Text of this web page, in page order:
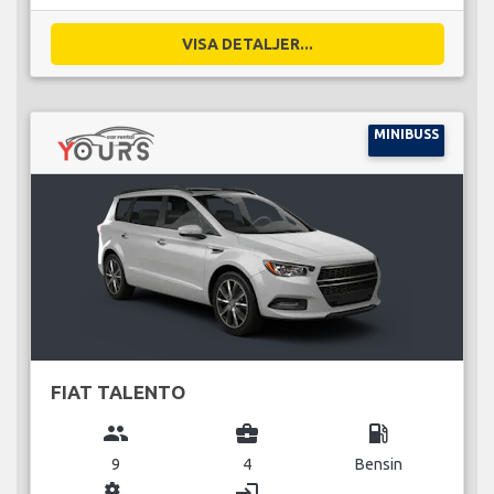
VISA DETALJER...
MINIBUSS
FIAT TALENTO
group
9
business_center
4
local_gas_station
Bensin